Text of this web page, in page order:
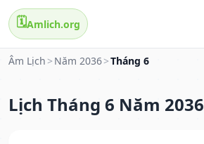
🗓️Amlich.org
Âm Lịch > Năm 2036>Tháng 6
Lịch Tháng 6 Năm 2036